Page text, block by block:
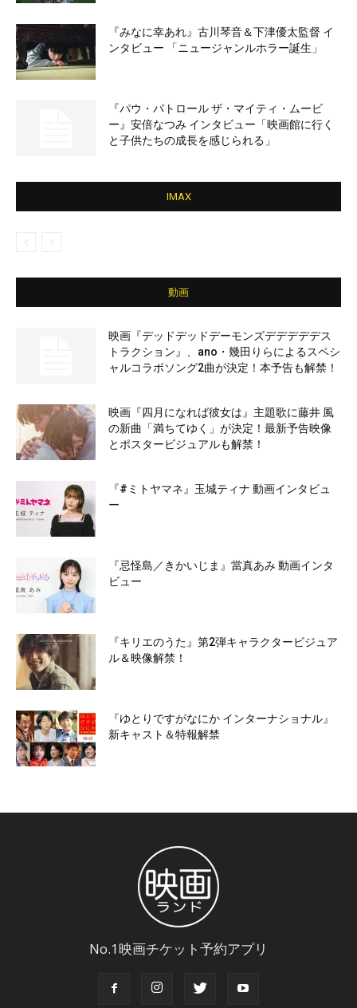
『みなに幸あれ』古川琴音＆下津優太監督 イ
ンタビュー 「ニュージャンルホラー誕生」
『パウ・パトロール ザ・マイティ・ムービ
ー』安倍なつみ インタビュー「映画館に行く
と子供たちの成長を感じられる」
IMAX
動画
映画『デッドデッドデーモンズデデデデデス
トラクション』、ano・幾田りらによるスペシ
ャルコラボソング2曲が決定！本予告も解禁！
映画『四月になれば彼女は』主題歌に藤井 風
の新曲「満ちてゆく」が決定！最新予告映像
とポスタービジュアルも解禁！
『#ミトヤマネ』玉城ティナ 動画インタビュ
ー
『忌怪島／きかいじま』當真あみ 動画インタ
ビュー
『キリエのうた』第2弾キャラクタービジュア
ル＆映像解禁！
『ゆとりですがなにか インターナショナル』
新キャスト＆特報解禁
No.1映画チケット予約アプリ